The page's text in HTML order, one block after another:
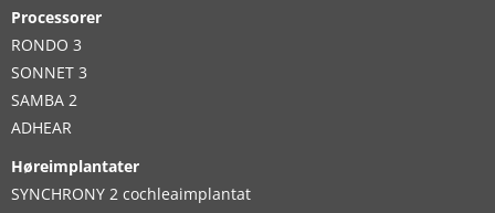
Processorer
RONDO 3
SONNET 3
SAMBA 2
ADHEAR
Høreimplantater
SYNCHRONY 2 cochleaimplantat